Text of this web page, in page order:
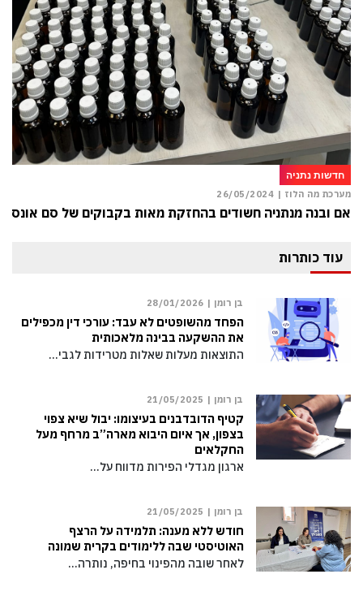
חדשות נתניה
מערכת מה הלוז | 26/05/2024
אם ובנה מנתניה חשודים בהחזקת מאות בקבוקים של סם אונס
עוד כותרות
בן רומן | 28/01/2026
הפחד מהשופטים לא עבד: עורכי דין מכפילים
את ההשקעה בבינה מלאכותית
התוצאות מעלות שאלות מטרידות לגבי…
בן רומן | 21/05/2025
קטיף הדובדבנים בעיצומו: יבול שיא צפוי
בצפון, אך איום היבוא מארה”ב מרחף מעל
החקלאים
ארגון מגדלי הפירות מדווח על…
בן רומן | 21/05/2025
חודש ללא מענה: תלמידה על הרצף
האוטיסטי שבה ללימודים בקרית שמונה
לאחר שובה מהפינוי בחיפה, נותרה…